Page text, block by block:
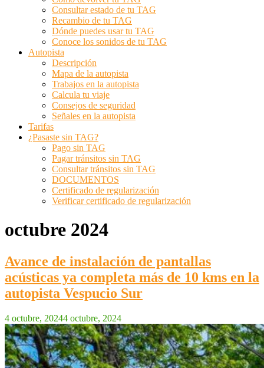
Consultar estado de tu TAG
Recambio de tu TAG
Dónde puedes usar tu TAG
Conoce los sonidos de tu TAG
Autopista
Descripción
Mapa de la autopista
Trabajos en la autopista
Calcula tu viaje
Consejos de seguridad
Señales en la autopista
Tarifas
¿Pasaste sin TAG?
Pago sin TAG
Pagar tránsitos sin TAG
Consultar tránsitos sin TAG
DOCUMENTOS
Certificado de regularización
Verificar certificado de regularización
octubre 2024
Avance de instalación de pantallas
acústicas ya completa más de 10 kms en la
autopista Vespucio Sur
4 octubre, 20244 octubre, 2024